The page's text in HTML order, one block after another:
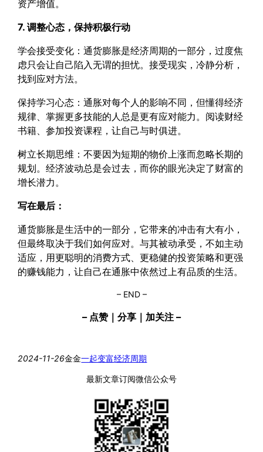
资产增值。
7. 调整心态，保持积极行动
学会接受变化：通货膨胀是经济周期的一部分，过度焦
虑只会让自己陷入无谓的担忧。接受现实，冷静分析，
找到应对方法。
保持学习心态：通胀对每个人的影响不同，但懂得经济
规律、掌握更多技能的人总是更有应对能力。阅读财经
书籍、参加投资课程，让自己与时俱进。
树立长期思维：不要因为短期的物价上涨而忽略长期的
规划。经济波动总是会过去，而你的眼光决定了财富的
增长潜力。
写在最后：
通货膨胀是生活中的一部分，它带来的冲击有大有小，
但最终取决于我们如何应对。与其被动承受，不如主动
适应，用更聪明的消费方式、更稳健的投资策略和更强
的赚钱能力，让自己在通胀中依然过上有品质的生活。
– END –
– 点赞｜分享｜加关注 –
2024-11-26金金一起变富经济周期
最新文章订阅微信公众号